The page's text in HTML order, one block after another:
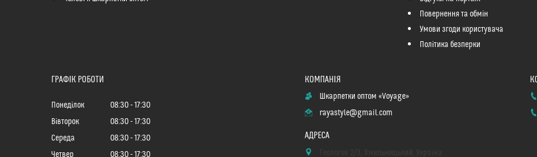
Повернення та обмін
Умови згоди користувача
Політика безперки
ГРАФІК РОБОТИ
Понеділок 08:30
17:30
Вівторок
08:30
17:30
Середа
08:30
17:30
Четвер
08:30 17:30
Шкарпетки оптом «Voyage»
rayastyle@gmail.com